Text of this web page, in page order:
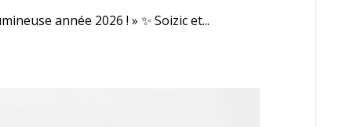
année 2026 ! » ✨ Soizic et...